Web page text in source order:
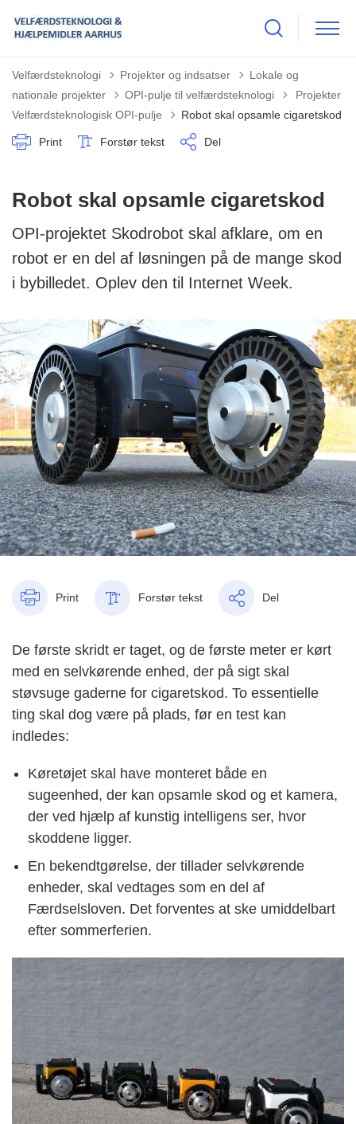
Velfærdsteknologi Projekter og indsatser
Lokale og
nationale projekter
OPI-pulje til velfærdsteknologi Tilbage til
Projekter
Velfærdsteknologisk OPI-pulje
Robot skal opsamle cigaretskod
Print Forstør tekst Del
Robot skal opsamle cigaretskod
OPI-projektet Skodrobot skal afklare, om en
robot er en del af løsningen på de mange skod
i bybilledet. Oplev den til Internet Week.
Print Forstør tekst Del
De første skridt er taget, og de første meter er kørt
med en selvkørende enhed, der på sigt skal
støvsuge gaderne for cigaretskod. To essentielle
ting skal dog være på plads, før en test kan
indledes:
Køretøjet skal have monteret både en
sugeenhed, der kan opsamle skod og et kamera,
der ved hjælp af kunstig intelligens ser, hvor
skoddene ligger.
En bekendtgørelse, der tillader selvkørende
enheder, skal vedtages som en del af
Færdselsloven. Det forventes at ske umiddelbart
efter sommerferien.